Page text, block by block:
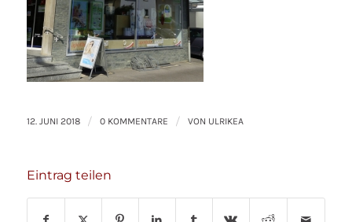
12. JUNI 2018 / 0 KOMMENTARE / VON ULRIKEA
Eintrag teilen